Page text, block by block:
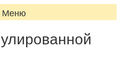
Меню